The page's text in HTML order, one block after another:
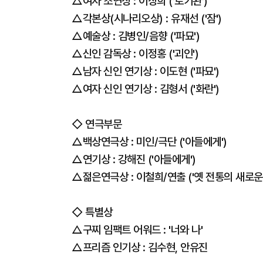
△각본상(시나리오상) : 유재선 ('잠')
△예술상 : 김병인/음향 ('파묘')
△신인 감독상 : 이정홍 ('괴인')
△남자 신인 연기상 : 이도현 ('파묘')
△여자 신인 연기상 : 김형서 ('화란')
◇ 연극부문
△백상연극상 : 미인/극단 ('아들에게')
△연기상 : 강해진 ('아들에게')
△젊은연극상 : 이철희/연출 ('옛 전통의 새로
◇ 특별상
△구찌 임팩트 어워드 : '너와 나'
△프리즘 인기상 : 김수현, 안유진